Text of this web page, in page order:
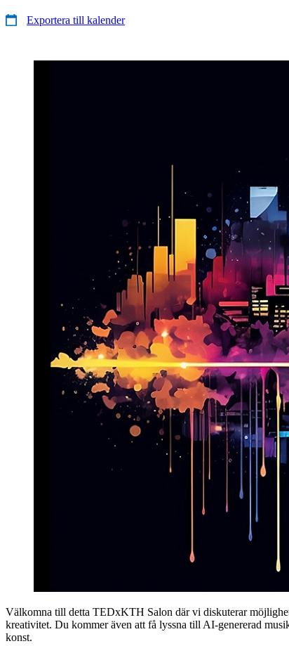
Exportera till kalender
Välkomna till detta TEDxKTH Salon där vi diskuterar
kreativitet. Du kommer även att få lyssna till AI-genererad
konst.